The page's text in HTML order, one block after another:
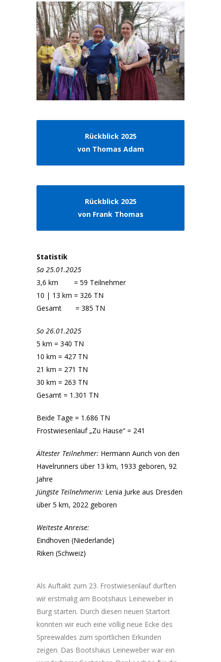
Rückblick 2025
von Thomas Adam
Rückblick 2025
von Frank Thomas
Statistik
Sa 25.01.2025
3,6 km = 59 Teilnehmer
10 | 13 km = 326 TN
Gesamt = 385 TN
So 26.01.2025
5 km = 340 TN
10 km = 427 TN
21 km = 271 TN
30 km = 263 TN
Gesamt = 1.301 TN
Beide Tage = 1.686 TN
Frostwiesenlauf „Zu Hause“ = 241
Ältester Teilnehmer: Hermann Aurich von den
Havelrunners über 13 km, 1933 geboren, 92
Jahre
Jüngste Teilnehmerin: Lenia Jurke aus Dresden
über 5 km, 2022 geboren
Weiteste Anreise:
Eindhoven (Niederlande)
Riken (Schweiz)
Als Auftakt zum 23. Frostwiesenlauf durften
wir erstmalig am Bootshaus Leineweber in
Burg starten. Durch diesen neuen Startort
konnten wir euch eine völlig neue Ecke des
Spreewaldes zum sportlichen Erkunden
zeigen. Das Bootshaus Leineweber war ein